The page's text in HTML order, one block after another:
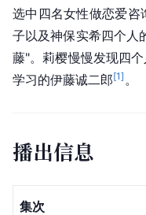
选中四名女性做恋爱咨
子以及神保实希四个人
藤"。莉樱慢慢发现四
学习的伊藤诚二郎[1] 。
播出信息
集次